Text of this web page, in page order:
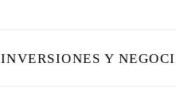
INVERSIONES Y